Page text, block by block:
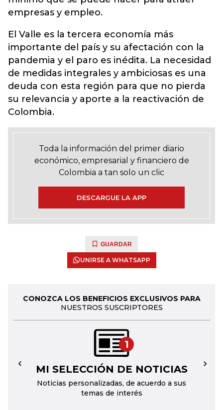
empresas y empleo.
El Valle es la tercera economía más
importante del país y su afectación con la
pandemia y el paro es inédita. La necesidad
de medidas integrales y ambiciosas es una
deuda con esta región para que no pierda
su relevancia y aporte a la reactivación de
Colombia.
Toda la información del primer diario
económico, empresarial y financiero de
Colombia a tan solo un clic
DESCARGUE LA APP
GUARDAR
UNIRSE A WHATSAPP
CONOZCA LOS BENEFICIOS EXCLUSIVOS PARA
NUESTROS SUSCRIPTORES
1
MI SELECCIÓN DE NOTICIAS
Noticias personalizadas, de acuerdo a sus
temas de interés
← →